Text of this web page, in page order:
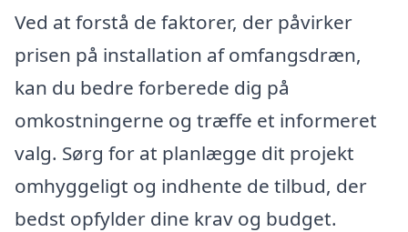
Ved at forstå de faktorer, der påvirker
prisen på installation af omfangsdræn,
kan du bedre forberede dig på
omkostningerne og træffe et informeret
valg. Sørg for at planlægge dit projekt
omhyggeligt og indhente de tilbud, der
bedst opfylder dine krav og budget.